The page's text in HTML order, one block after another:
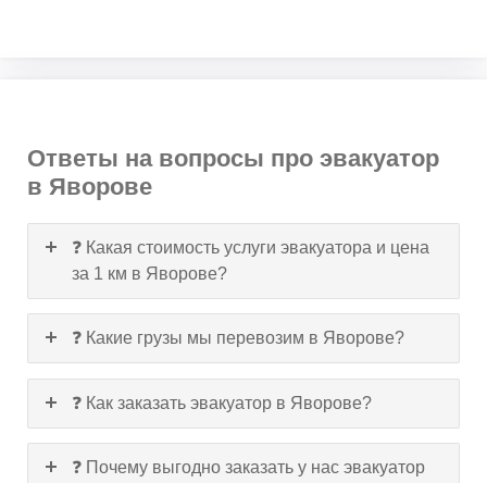
Ответы на вопросы про эвакуатор
в Яворове
❓ Какая стоимость услуги эвакуатора и цена
за 1 км в Яворове?
❓ Какие грузы мы перевозим в Яворове?
❓ Как заказать эвакуатор в Яворове?
❓ Почему выгодно заказать у нас эвакуатор